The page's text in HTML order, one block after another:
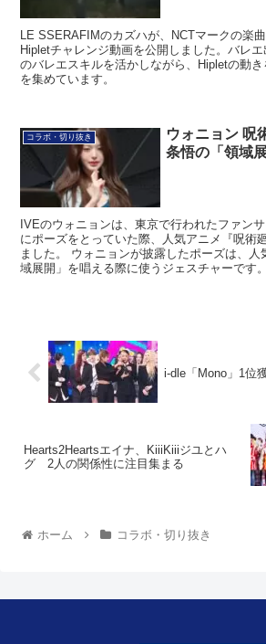
LE SSERAFIMのカズハが、NCTマークの楽
Hipletチャレンジ動画を公開しました。バレ
のバレエスキルを活かしながら、Hipletの動
を集めています。
コラボ・切り抜き
ウォニョン 呪
条悟の「領域
IVEのウォニョンは、東京で行われたファン
にポーズをとっていた際、人気アニメ『呪術
ました。 ウォニョンが披露したポーズは、人
域展開」を唱える際に使うジェスチャーです。
i-dle「Mono」1位
Hearts2Heartsエイナ、KiiiKiiiジユとハ
グ 2人の関係性に注目集まる
ホーム コラボ・切り抜き